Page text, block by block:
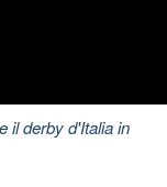
il derby d'Italia in